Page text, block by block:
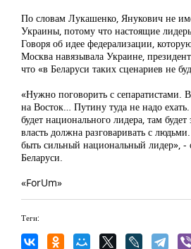
По словам Лукашенко, Янукович не
Украины, потому что настоящие
Говоря об идее федерализации,
Москва навязывала Украине,
что «в Беларуси таких сценариев не
«Нужно поговорить с сепаратистами.
на Восток… Путину туда не надо
будет национального лидера, там
власть должна разговаривать с
быть сильный национальный лидер», -
Беларуси.
«ForUm»
Теги: